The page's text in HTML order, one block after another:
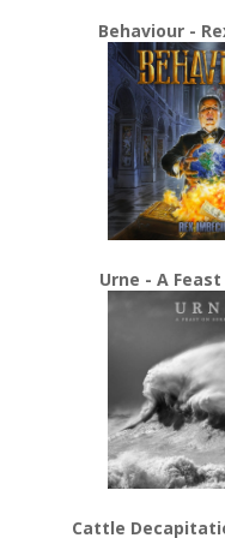
Behaviour -
Urne - A
Cattle